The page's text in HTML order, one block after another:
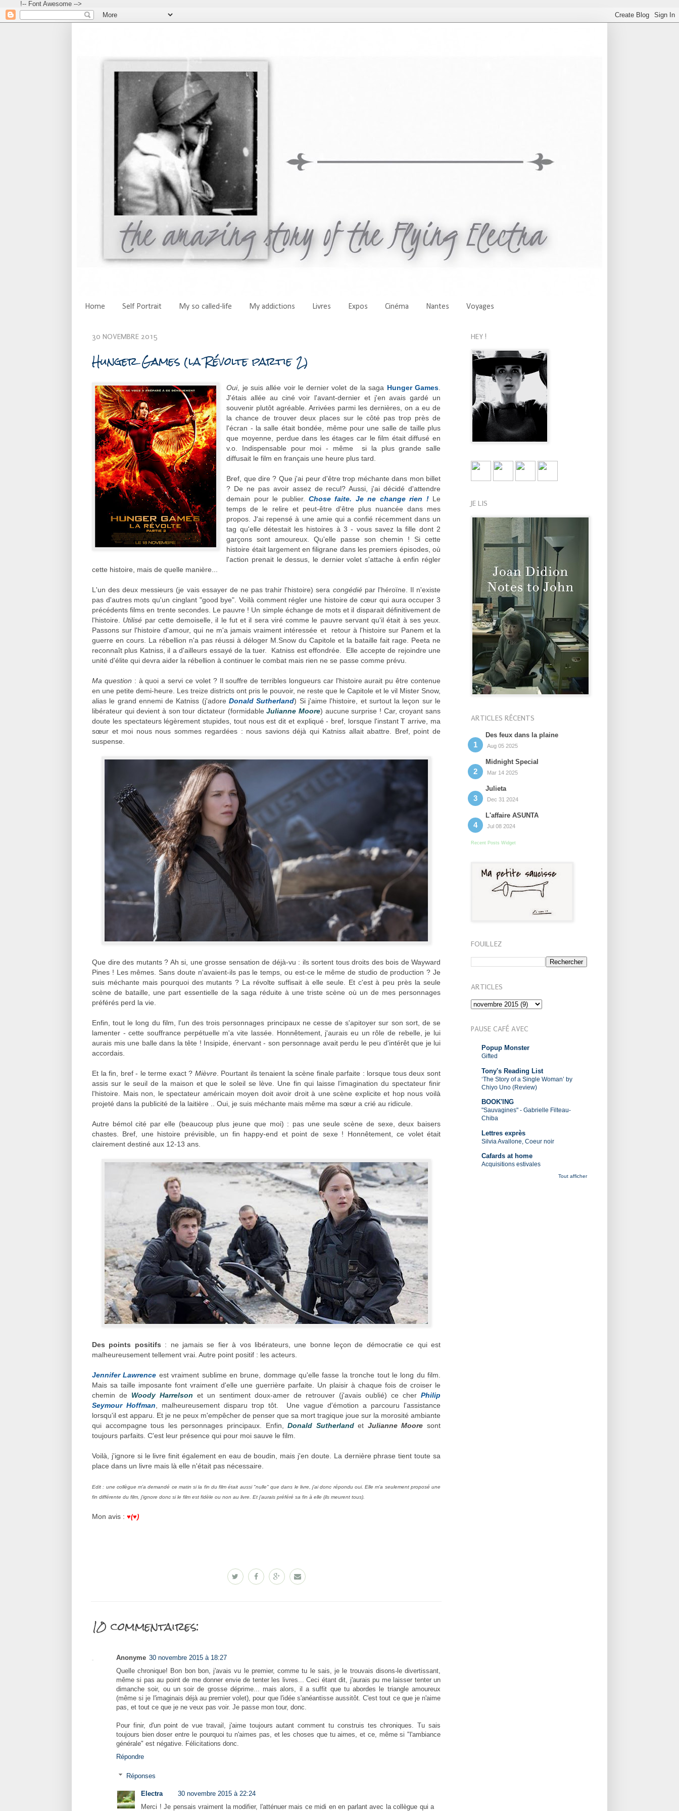
!-- Font Awesome -->
Home Self Portrait My so called-life My addictions Livres Expos Cinéma Nantes Voyages
30 NOVEMBRE 2015
Hunger Games (la Révolte partie 2)
Oui, je suis allée voir le dernier volet de la saga Hunger Games
J'étais allée au ciné voir l'avant-dernier et j'en avais gardé un
souvenir plutôt agréable. Arrivées parmi les dernières, on a eu de
la chance de trouver deux places sur le côté pas trop près de
l'écran - la salle était bondée, même pour une salle de taille plus
que moyenne, perdue dans les étages car le film était diffusé en
v.o. Indispensable pour moi - même si la plus grande salle
diffusait le film en français une heure plus tard.
Bref, que dire ? Que j'ai peur d'être trop méchante dans mon billet
? De ne pas avoir assez de recul? Aussi, j'ai décidé d'attendre
demain pour le publier.Chose faite. Je ne change rien ! Le
temps de le relire et peut-être d'être plus nuancée dans mes
propos. J'ai repensé à une amie qui a confié récemment dans un
tag qu'elle détestait les histoires à 3 - vous savez la fille dont 2
garçons sont amoureux. Qu'elle passe son chemin ! Si cette
histoire était largement en filigrane dans les premiers épisodes, où
l'action prenait le dessus, le dernier volet s'attache à enfin régler
cette histoire, mais de quelle manière...
L'un des deux messieurs (je vais essayer de ne pas trahir l'histoire) sera congédiépar l'héroïne. Il n'existe
pas d'autres mots qu'un cinglant "good bye". Voilà comment régler une histoire de cœur qui aura occuper 3
précédents films en trente secondes. Le pauvre ! Un simple échange de mots et il disparait définitivement de
l'histoire. Utilisé par cette demoiselle, il le fut et il sera viré comme le pauvre servant qu'il était à ses yeux.
Passons sur l'histoire d'amour, qui ne m'a jamais vraiment intéressée et retour à l'histoire sur Panem et la
guerre en cours. La rébellion n'a pas réussi à déloger M.Snow du Capitole et la bataille fait rage. Peeta ne
reconnaît plus Katniss, il a d'ailleurs essayé de la tuer. Katniss est effondrée. Elle accepte de rejoindre une
unité d'élite qui devra aider la rébellion à continuer le combat mais rien ne se passe comme prévu.
Ma question : à quoi a servi ce volet ? Il souffre de terribles longueurs car l'histoire aurait pu être contenue
en une petite demi-heure. Les treize districts ont pris le pouvoir, ne reste que le Capitole et le vil Mister Snow,
alias le grand ennemi de Katniss (j'adoreDonald Sutherland) Si j'aime l'histoire, et surtout la leçon sur le
libérateur qui devient à son tour dictateur (formidable Julianne Moore) aucune surprise ! Car, croyant sans
doute les spectateurs légèrement stupides, tout nous est dit et expliqué - bref, lorsque l'instant T arrive, ma
sœur et moi nous nous sommes regardées : nous savions déjà qui Katniss allait abattre. Bref, point de
suspense.
Que dire des mutants ? Ah si, une grosse sensation de déjà-vu : ils sortent tous droits des bois de Wayward
Pines ! Les mêmes. Sans doute n'avaient-ils pas le temps, ou est-ce le même de studio de production ? Je
suis méchante mais pourquoi des mutants ? La révolte suffisait à elle seule. Et c'est à peu près la seule
scène de bataille, une part essentielle de la saga réduite à une triste scène où un de mes personnages
préférés perd la vie.
Enfin, tout le long du film, l'un des trois personnages principaux ne cesse de s'apitoyer sur son sort, de se
lamenter - cette souffrance perpétuelle m'a vite lassée. Honnêtement, j'aurais eu un rôle de rebelle, je lui
aurais mis une balle dans la tête ! Insipide, énervant - son personnage avait perdu le peu d'intérêt que je lui
accordais.
Et la fin, bref - le terme exact ? Mièvre. Pourtant ils tenaient la scène finale parfaite : lorsque tous deux sont
assis sur le seuil de la maison et que le soleil se lève. Une fin qui laisse l'imagination du spectateur finir
l'histoire. Mais non, le spectateur américain moyen doit avoir droit à une scène explicite et hop nous voilà
projeté dans la publicité de la laitière .. Oui, je suis méchante mais même ma sœur a crié au ridicule.
Autre bémol cité par elle (beaucoup plus jeune que moi) : pas une seule scène de sexe, deux baisers
chastes. Bref, une histoire prévisible, un fin happy-end et point de sexe ! Honnêtement, ce volet était
clairement destiné aux 12-13 ans.
Des points positifs : ne jamais se fier à vos libérateurs, une bonne leçon de démocratie ce qui est
malheureusement tellement vrai. Autre point positif : les acteurs.
Jennifer Lawrence est vraiment sublime en brune, dommage qu'elle fasse la tronche tout le long du film.
Mais sa taille imposante font vraiment d'elle une guerrière parfaite. Un plaisir à chaque fois de croiser le
chemin de Woody Harrelson et un sentiment doux-amer de retrouver (j'avais oublié) ce cher Philip
Seymour Hoffman , malheureusement disparu trop tôt. Une vague d'émotion a parcouru l'assistance
lorsqu'il est apparu. Et je ne peux m'empêcher de penser que sa mort tragique joue sur la morosité ambiante
qui accompagne tous les personnages principaux. Enfin,Donald Sutherlandet Julianne Moore sont
toujours parfaits. C'est leur présence qui pour moi sauve le film.
Voilà, j'ignore si le livre finit également en eau de boudin, mais j'en doute. La dernière phrase tient toute sa
place dans un livre mais là elle n'était pas nécessaire.
Edit : une collègue m'a demandé ce matin si la fin du film était aussi "nulle" que dans le livre, j'ai donc répondu oui. Elle m'a seulement proposé une
fin différente du film, j'ignore donc si le film est fidèle ou non au livre. Et j'aurais préféré sa fin à elle (ils meurent tous).
Mon avis : ♥(♥)
10 commentaires:
Anonyme 30 novembre 2015 à 18:27
Quelle chronique! Bon bon bon, j'avais vu le premier, comme tu le sais, je le trouvais disons-le divertissant,
même si pas au point de me donner envie de tenter les livres... Ceci étant dit, j'aurais pu me laisser tenter un
dimanche soir, ou un soir de grosse déprime... mais alors, il a suffit que tu abordes le triangle amoureux
(même si je l'imaginais déjà au premier volet), pour que l'idée s'anéantisse aussitôt. C'est tout ce que je n'aime
pas, et tout ce que je ne veux pas voir. Je passe mon tour, donc.
Pour finir, d'un point de vue travail, j'aime toujours autant comment tu construis tes chroniques. Tu sais
toujours bien doser entre le pourquoi tu n'aimes pas, et les choses que tu aimes, et ce, même si "l'ambiance
générale" est négative. Félicitations donc.
Répondre
Réponses
Electra
30 novembre 2015 à 22:24
Merci ! Je pensais vraiment la modifier, l'atténuer mais ce midi en en parlant avec la collègue qui a
HEY !
JE LIS
ARTICLES RÉCENTS
Des feux dans la plaine
Aug 05 2025
Midnight Special
Mar 14 2025
Julieta
Dec 31 2024
L'affaire ASUNTA
Jul 08 2024
Recent Posts Widget
FOUILLEZ
ARTICLES
PAUSE CAFÉ AVEC
Popup Monster
Gifted
Tony's Reading List
‘The Story of a Single Woman’ by
Chiyo Uno (Review)
BOOK'ING
"Sauvagines" - Gabrielle Filteau-
Chiba
Lettres exprès
Silvia Avallone, Coeur noir
Cafards at home
Acquisitions estivales
Tout afficher